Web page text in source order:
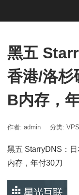
黑五
香港/洛杉
B内存，
作者: admin 分类: VPS
黑五 StarryDNS：
内存，年付30刀